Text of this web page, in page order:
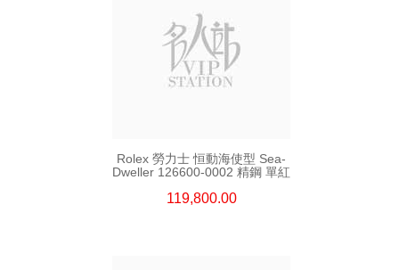
Rolex 勞力士 恒動海使型 Sea-
Dweller 126600-0002 精鋼 單紅
119,800.00